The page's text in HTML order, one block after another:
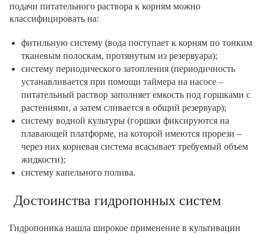
подачи питательного раствора к корням можно
классифицировать на:
фитильную систему (вода поступает к корням по тонким
тканевым полоскам, протянутым из резервуара);
систему периодического затопления (периодичность
устанавливается при помощи таймера на насосе –
питательный раствор заполняет емкость под горшками с
растениями, а затем сливается в общий резервуар);
систему водной культуры (горшки фиксируются на
плавающей платформе, на которой имеются прорези –
через них корневая система всасывает требуемый объем
жидкости);
систему капельного полива.
Достоинства гидропонных систем
Гидропоника нашла широкое применение в культивации